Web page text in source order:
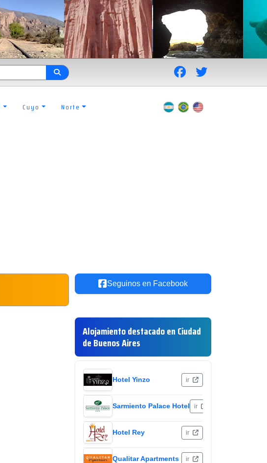
Cuyo Norte
Seguinos en Facebook
Alojamiento destacado en Ciudad
de Buenos Aires
Hotel Yinzo ir
Sarmiento Palace Hotel ir
Hotel Rey ir
Qualitar Apartments ir